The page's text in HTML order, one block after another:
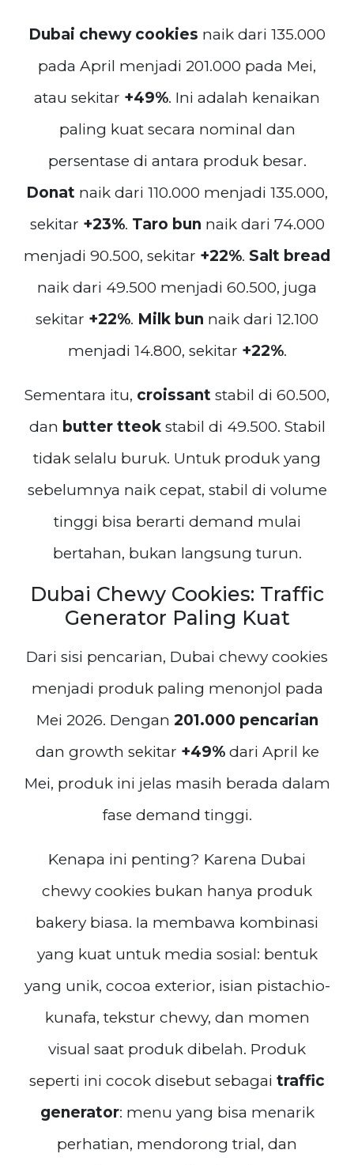
Dubai chewy cookies naik dari 135.000
pada April menjadi 201.000 pada Mei,
atau sekitar +49%. Ini adalah kenaikan
paling kuat secara nominal dan
persentase di antara produk besar.
Donat naik dari 110.000 menjadi 135.000,
sekitar +23%. Taro bun naik dari 74.000
menjadi 90.500, sekitar +22%. Salt bread
naik dari 49.500 menjadi 60.500, juga
sekitar +22%. Milk bun naik dari 12.100
menjadi 14.800, sekitar +22%.
Sementara itu, croissant stabil di 60.500,
dan butter tteokstabil di 49.500. Stabil
tidak selalu buruk. Untuk produk yang
sebelumnya naik cepat, stabil di volume
tinggi bisa berarti demand mulai
bertahan, bukan langsung turun.
Dubai Chewy Cookies: Traffic
Generator Paling Kuat
Dari sisi pencarian, Dubai chewy cookies
menjadi produk paling menonjol pada
Mei 2026. Dengan 201.000 pencarian
dan growth sekitar +49%dari April ke
Mei, produk ini jelas masih berada dalam
fase demand tinggi.
Kenapa ini penting? Karena Dubai
chewy cookies bukan hanya produk
bakery biasa. Ia membawa kombinasi
yang kuat untuk media sosial: bentuk
yang unik, cocoa exterior, isian pistachio-
kunafa, tekstur chewy, dan momen
visual saat produk dibelah. Produk
seperti ini cocok disebut sebagai traffic
generator: menu yang bisa menarik
perhatian, mendorong trial, dan